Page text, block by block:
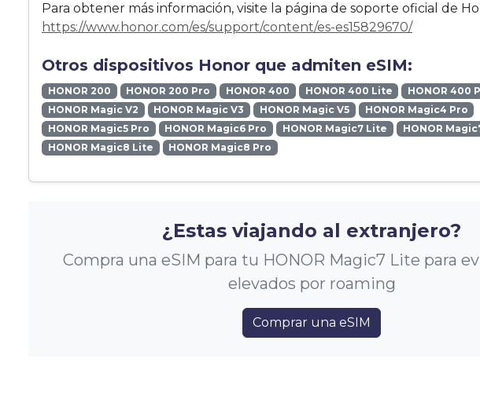
Para obtener más información, visite la página de soporte oficial de
https://www.honor.com/es/support/content/es-es15829670/
Otros dispositivos Honor que admiten eSIM:
HONOR 200 HONOR 200 Pro HONOR 400 HONOR 400 Lite HONOR 400
HONOR Magic V2
HONOR Magic V3 HONOR Magic V5
HONOR Magic4 Pro
HONOR Magic5 Pro
HONOR Magic6 Pro HONOR Magic7 Lite
HONOR
HONOR Magic8 Lite
HONOR Magic8 Pro
¿Estas viajando al extranjero?
Compra una eSIM para tu HONOR Magic7 Lite para
elevados por roaming
Comprar una eSIM